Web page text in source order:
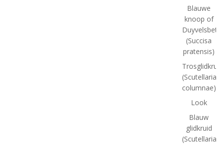
Blauwe
knoop of
Duyvelsbete
(Succisa
pratensis)
(Scutellaria
columnae)
Look
Blauw
glidkruid
(Scutellaria